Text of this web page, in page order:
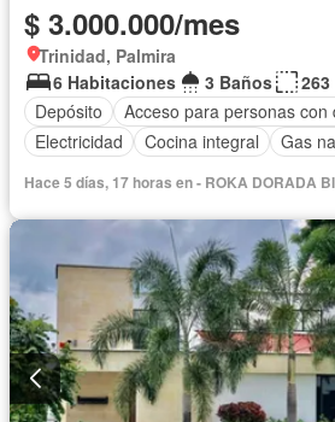
$ 3.000.000/mes
Trinidad, Palmira
6 Habitaciones
3 Baños
263
Depósito
Acceso para personas con
Electricidad
Cocina integral Gas
Hace 5 días, 17 horas en - ROKA DORADA